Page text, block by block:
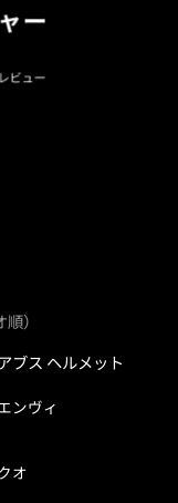
ー
ビュー
）
ブス ヘルメット
ンヴィ
オ